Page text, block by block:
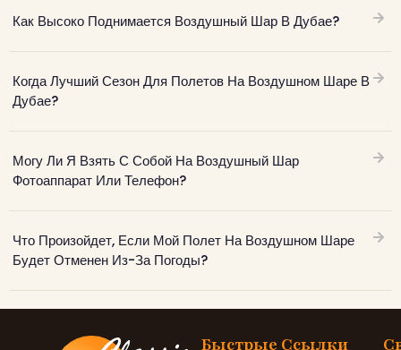
Как Высоко Поднимается Воздушный Шар В Дубае?
Когда Лучший Сезон Для Полетов На Воздушном Шаре В
Дубае?
Могу Ли Я Взять С Собой На Воздушный Шар
Фотоаппарат Или Телефон?
Что Произойдет, Если Мой Полет На Воздушном Шаре
Будет Отменен Из-За Погоды?
Быстрые Ссылки